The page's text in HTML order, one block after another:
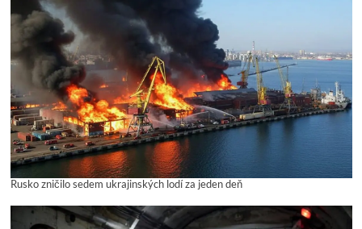
Rusko zničilo sedem ukrajinských lodí za jeden deň